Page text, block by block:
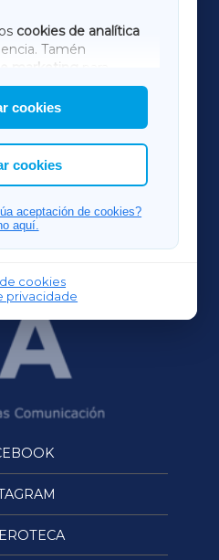
cookies de analítica
Tamén
marketing
terceiros.
a elección das
cookies
cookies
aceptación de cookies?
aquí.
cookies
privacidade